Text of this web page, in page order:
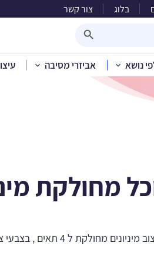
בלוג צור קשר
נושא אביזרי מסיבה
בית»קטלוג מוצרים»
מחולקת